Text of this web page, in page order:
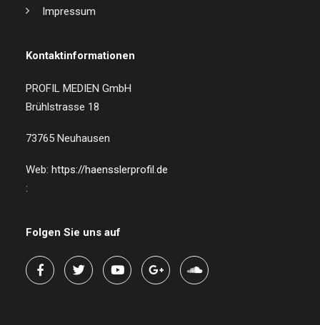
Impressum
Kontaktinformationen
PROFIL MEDIEN GmbH
Brühlstrasse 18
73765 Neuhausen
Web: https://haensslerprofil.de
:
Folgen Sie uns auf